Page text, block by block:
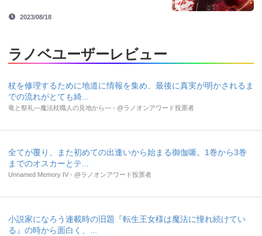
2023/08/18
ラノベユーザーレビュー
杖を修理するために地道に情報を集め、最後に真実が明かされるま
での流れがとても綺...
竜と祭礼―魔法杖職人の見地から― - @ラノオンアワード投票者
全てが覆り、また初めての出逢いから始まる御伽噺。1巻から3巻
までのオスカーとテ...
Unnamed Memory IV - @ラノオンアワード投票者
小説家になろう連載時の旧題『転生王女様は魔法に憧れ続けてい
る』の時から面白く、...